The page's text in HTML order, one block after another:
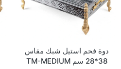
دوة فحم استيل شبك مقاس
38*28 سم TM-MEDIUM